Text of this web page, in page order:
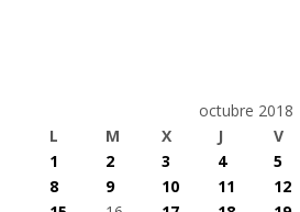
octubre 2018
L
M X J V
1
2 3 4 5
8
9 10 11 12